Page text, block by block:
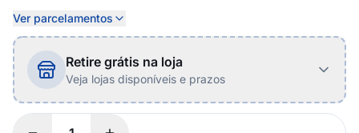
Ver parcelamentos
Retire grátis na loja
Veja lojas disponíveis e prazos